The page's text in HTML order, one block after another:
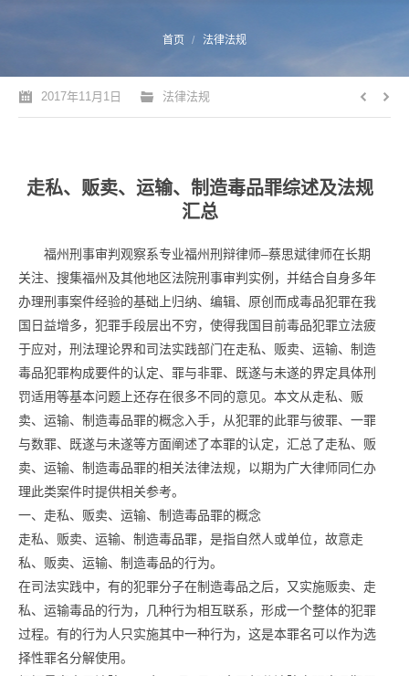
首页 法律法规
2017年11月1日 法律法规
走私、贩卖、运输、制造毒品罪综述及法规
汇总
福州刑事审判观察系专业福州刑辩律师–蔡思斌律师在长期
关注、搜集福州及其他地区法院刑事审判实例，并结合自身多年
办理刑事案件经验的基础上归纳、编辑、原创而成毒品犯罪在我
国日益增多，犯罪手段层出不穷，使得我国目前毒品犯罪立法疲
于应对，刑法理论界和司法实践部门在走私、贩卖、运输、制造
毒品犯罪构成要件的认定、罪与非罪、既遂与未遂的界定具体刑
罚适用等基本问题上还存在很多不同的意见。本文从走私、贩
卖、运输、制造毒品罪的概念入手，从犯罪的此罪与彼罪、一罪
与数罪、既遂与未遂等方面阐述了本罪的认定，汇总了走私、贩
卖、运输、制造毒品罪的相关法律法规，以期为广大律师同仁办
理此类案件时提供相关参考。
一、走私、贩卖、运输、制造毒品罪的概念
走私、贩卖、运输、制造毒品罪，是指自然人或单位，故意走
私、贩卖、运输、制造毒品的行为。
在司法实践中，有的犯罪分子在制造毒品之后，又实施贩卖、走
私、运输毒品的行为，几种行为相互联系，形成一个整体的犯罪
过程。有的行为人只实施其中一种行为，这是本罪名可以作为选
择性罪名分解使用。